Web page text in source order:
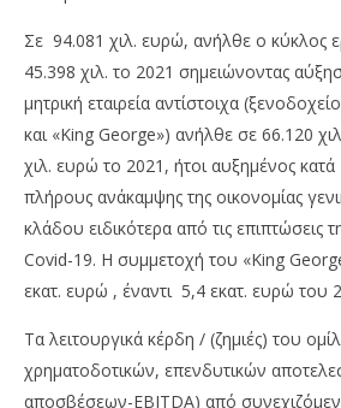
Σε 94.081 χιλ. ευρώ, ανήλθε ο κύκλος
45.398 χιλ. το 2021 σημειώνοντας
μητρική εταιρεία αντίστοιχα
και «King George») ανήλθε σε 66.120
χιλ. ευρώ το 2021, ήτοι αυξημένος
πλήρους ανάκαμψης της οικονομίας
κλάδου ειδικότερα από τις επιπτώσεις
Covid-19. Η συμμετοχή του «King
εκατ. ευρώ , έναντι 5,4 εκατ. ευρώ του
Τα λειτουργικά κέρδη / (ζημιές) του
χρηματοδοτικών, επενδυτικών
αποσβέσεων-EBITDA) από